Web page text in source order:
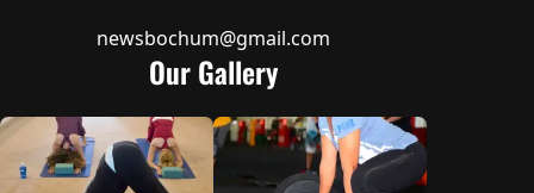
newsbochum@gmail.com
Our Gallery